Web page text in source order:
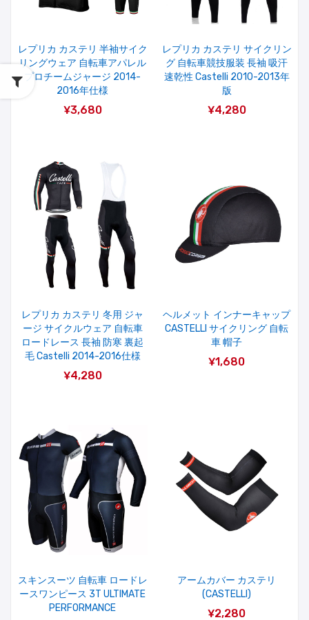
レプリカ カステリ 半袖サイク
リングウェア 自転車アパレル
プロチームジャージ 2014-
2016年仕様
¥3,680
レプリカ カステリ サイクリン
グ 自転車競技服装 長袖 吸汗
速乾性 Castelli 2010-2013年
版
¥4,280
レプリカ カステリ 冬用 ジャ
ージ サイクルウェア 自転車
ロードレース 長袖 防寒 裏起
毛 Castelli 2014-2016仕様
¥4,280
ヘルメット インナーキャップ
CASTELLI サイクリング 自転
車 帽子
¥1,680
スキンスーツ 自転車 ロードレ
ースワンピース 3T ULTIMATE
PERFORMANCE
アームカバー カステリ
(CASTELLI)
¥2,280